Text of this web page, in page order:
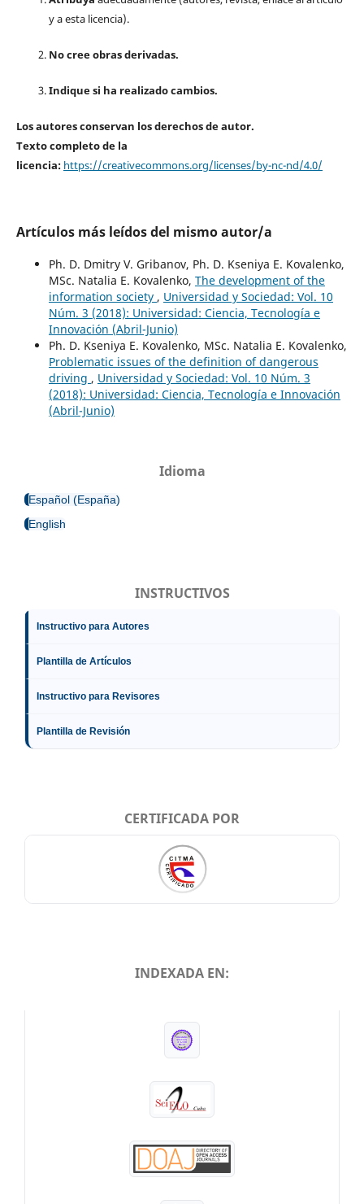
y a esta licencia).
No cree obras derivadas.
Indique si ha realizado cambios.
Los autores conservan los derechos de autor.
Texto completo de la
licencia: https://creativecommons.org/licenses/by-nc-nd/4.0/
Artículos más leídos del mismo autor/a
Ph. D. Dmitry V. Gribanov, Ph. D. Kseniya E. Kovalenko,
MSc. Natalia E. Kovalenko, The development of the
information society , Universidad y Sociedad: Vol. 10
Núm. 3 (2018): Universidad: Ciencia, Tecnología e
Innovación (Abril-Junio)
Ph. D. Kseniya E. Kovalenko, MSc. Natalia E. Kovalenko,
Problematic issues of the definition of dangerous
driving , Universidad y Sociedad: Vol. 10 Núm. 3
(2018): Universidad: Ciencia, Tecnología e Innovación
(Abril-Junio)
Idioma
Español (España)
English
INSTRUCTIVOS
Instructivo para Autores
Plantilla de Artículos
Instructivo para Revisores
Plantilla de Revisión
CERTIFICADA POR
INDEXADA EN: